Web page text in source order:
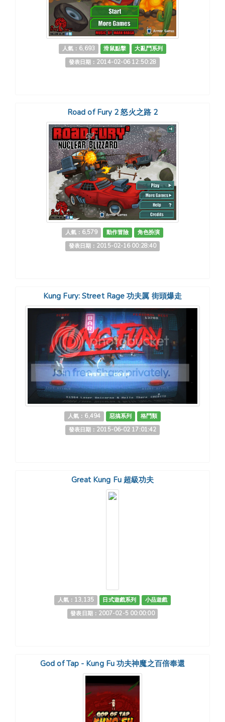
人氣：6,693 滑鼠點擊
大亂鬥系列
發表日期：2014-02-06 12:50:28
Road of Fury 2 怒火之路 2
人氣：6,579 動作冒險
角色扮演
發表日期：2015-02-16 00:28:40
Kung Fury: Street Rage 功夫厲 街頭爆走
人氣：6,494 惡搞系列
格鬥類
發表日期：2015-06-02 17:01:42
Great Kung Fu 超級功夫
人氣：13,135 日式遊戲系列
小品遊戲
發表日期：2007-02-5 00:00:00
God of Tap - Kung Fu 功夫神魔之百倍奉還